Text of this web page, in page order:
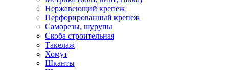
Нержавеющий крепеж
Перфорированный крепеж
Саморезы, шурупы
Скоба строительная
Такелаж
Хомут
Шканты